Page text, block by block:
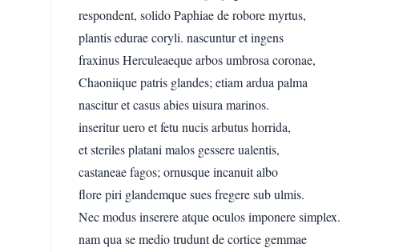
respondent, solido Paphiae de robore myrtus,
plantis edurae coryli. nascuntur et ingens
fraxinus Herculeaeque arbos umbrosa coronae,
Chaoniique patris glandes; etiam ardua palma
nascitur et casus abies uisura marinos.
inseritur uero et fetu nucis arbutus horrida,
et steriles platani malos gessere ualentis,
castaneae fagos; ornusque incanuit albo
flore piri glandemque sues fregere sub ulmis.
Nec modus inserere atque oculos imponere simplex.
nam qua se medio trudunt de cortice gemmae